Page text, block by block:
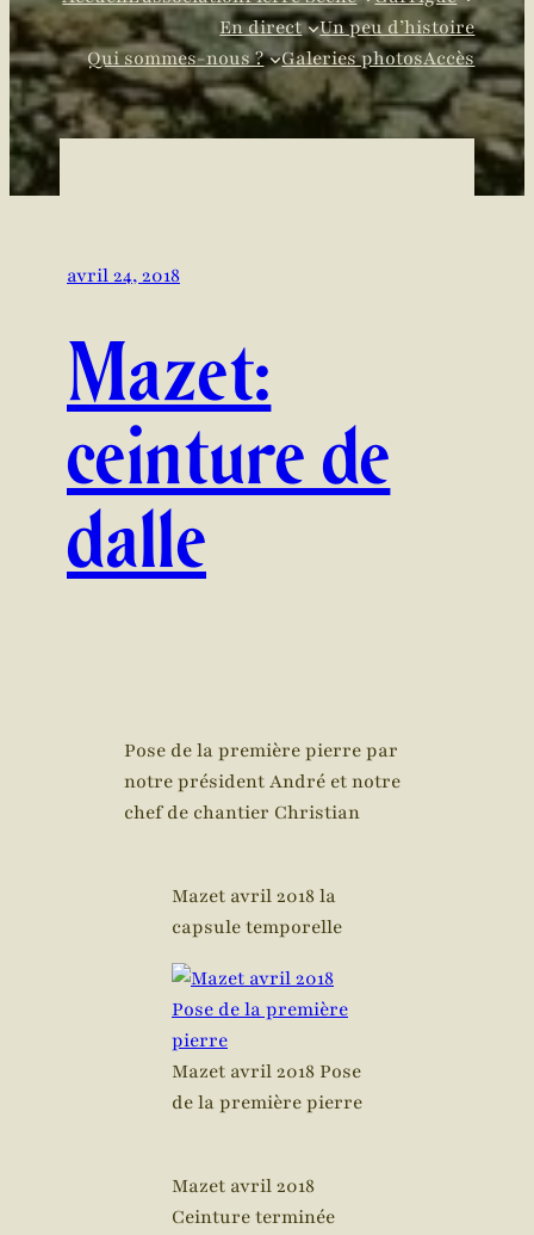
En direct
Un peu d’histoire
Qui sommes-nous ?
Galeries photosAccès
avril 24, 2018
Mazet:
ceinture de
dalle
Pose de la première pierre par
notre président André et notre
chef de chantier Christian
Mazet avril 2018 la
capsule temporelle
Mazet avril 2018 Pose
de la première pierre
Mazet avril 2018
Ceinture terminée